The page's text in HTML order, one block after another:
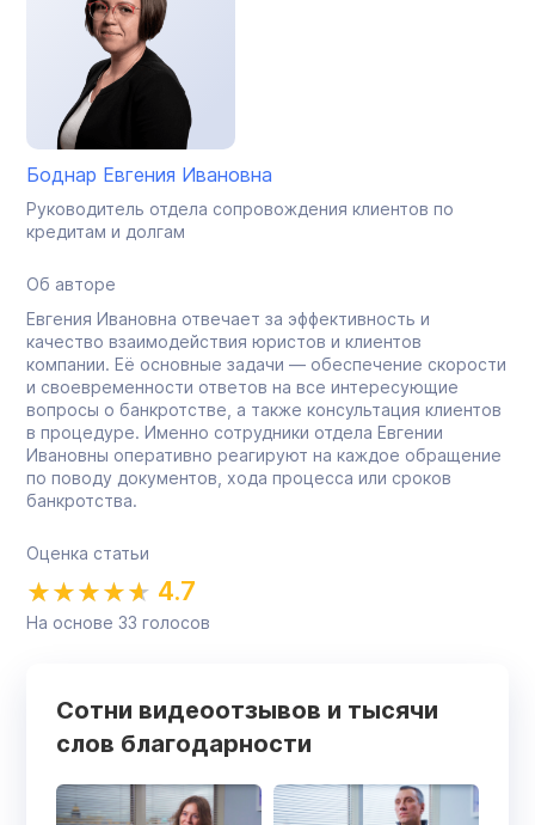
Боднар Евгения Ивановна
Руководитель отдела сопровождения клиентов по
кредитам и долгам
Об авторе
Евгения Ивановна отвечает за эффективность и
качество взаимодействия юристов и клиентов
компании. Её основные задачи — обеспечение скорости
и своевременности ответов на все интересующие
вопросы о банкротстве, а также консультация клиентов
в процедуре. Именно сотрудники отдела Евгении
Ивановны оперативно реагируют на каждое обращение
по поводу документов, хода процесса или сроков
банкротства.
Оценка статьи
4.7
На основе 33 голосов
Сотни видеоотзывов и тысячи
слов благодарности